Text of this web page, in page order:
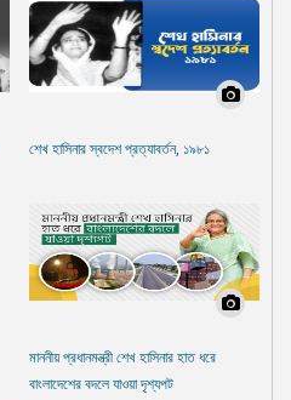
শেখ হাসিনার স্বদেশ প্রত্যাবর্তন, ১৯৮১
মাননীয় প্রধানমন্ত্রী শেখ হাসিনার হাত ধরে
বাংলাদেশের বদলে যাওয়া দৃশ্যপট